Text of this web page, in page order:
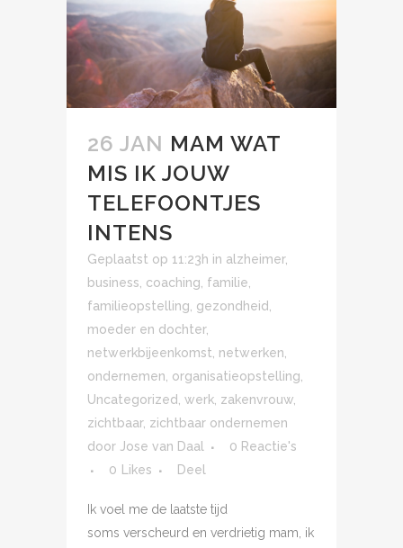
26 JAN MAM WAT
MIS IK JOUW
TELEFOONTJES
INTENS
Geplaatst op 11:23h in alzheimer,
business, coaching, familie,
familieopstelling, gezondheid,
moeder en dochter,
netwerkbijeenkomst, netwerken,
ondernemen, organisatieopstelling,
Uncategorized, werk, zakenvrouw,
zichtbaar, zichtbaar ondernemen
door Jose van Daal
0 Reactie's
0 Likes Deel
Ik voel me de laatste tijd
soms verscheurd en verdrietig mam, ik